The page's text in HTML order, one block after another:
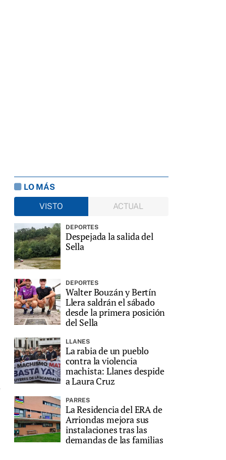
LO MÁS
VISTO
ACTUAL
DEPORTES
Despejada la salida del
Sella
DEPORTES
Walter Bouzán y Bertín
Llera saldrán el sábado
desde la primera posición
del Sella
LLANES
La rabia de un pueblo
contra la violencia
machista: Llanes despide
a Laura Cruz
PARRES
La Residencia del ERA de
Arriondas mejora sus
instalaciones tras las
demandas de las familias